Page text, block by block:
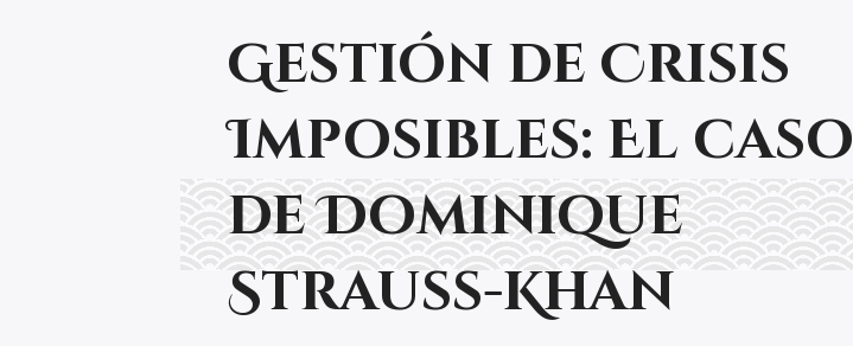
Gestión de Crisis
Imposibles: El caso
de Dominique
Strauss-Khan